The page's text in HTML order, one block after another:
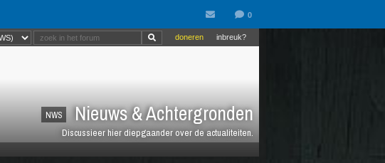
NWS Nieuws & Achtergronden
Discussieer hier diepgaander over de actualiteiten.
inbreuk?
doneren